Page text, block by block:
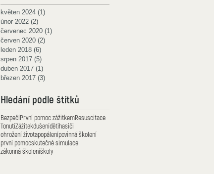
květen 2024 (1)
únor 2022 (2)
červenec 2020 (1)
červen 2020 (2)
leden 2018 (6)
srpen 2017 (5)
duben 2017 (1)
březen 2017 (3)
Hledání podle štítků
BezpečíPrvní pomoc zážitkemResuscitace
TonutíZážitekdušenídětihasiči
ohrožení životapopálenípovinná školení
první pomocskutečné simulace
zákonná školeníškoly